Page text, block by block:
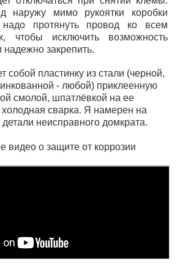
наружу мимо рукоятки коробки
протянуть провод ко всем
чтобы исключить возможность
закрепить.
собой пластинку из стали (черной,
- любой) приклеенную
смолой, шпатлёвкой на ее
сварка. Я намерен на
неисправного домкрата.
видео о защите от коррозии